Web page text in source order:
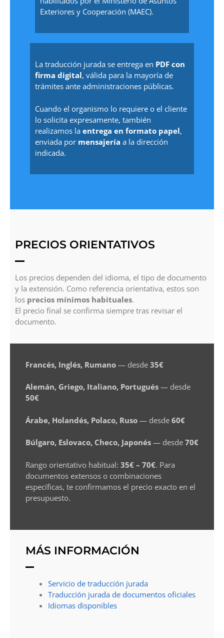
Exteriores y Cooperación (MAEC).
La traducción jurada se entrega en PDF con
firma digital, válida para la mayoría de
trámites ante administraciones públicas.
Cuando el organismo lo requiere o el cliente
lo solicita expresamente, también
realizamos la entrega en formato papel,
enviada por mensajería a la dirección
indicada.
PRECIOS ORIENTATIVOS
Los precios dependen del idioma, el tipo de documento
y la extensión. Como referencia orientativa, estos son
los precios mínimos habituales.
El precio final se confirma siempre tras revisar el
documento.
Francés, Inglés, Rumano — desde 35€
Alemán, Griego, Italiano, Portugués — desde
50€
Árabe, Holandés, Polaco, Ruso — desde 60€
Búlgaro, Eslovaco, Checo, Japonés — desde 70€
Rango orientativo habitual: 35€ – 70€. Para
documentos extensos o combinaciones
específicas, te confirmamos el precio exacto en el
presupuesto.
MÁS INFORMACIÓN
Servicio de traducción jurada
Traducción jurada de documentos oficiales
Idiomas disponibles